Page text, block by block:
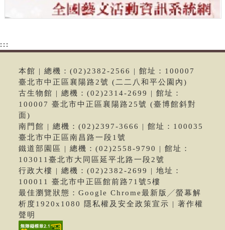
:::
本館 | 總機：(02)2382-2566 | 館址：100007
臺北市中正區襄陽路2號 (二二八和平公園內)
古生物館 | 總機：(02)2314-2699 | 館址：
100007 臺北市中正區襄陽路25號 (臺博館斜對
面)
南門館 | 總機：(02)2397-3666 | 館址：100035
臺北市中正區南昌路一段1號
鐵道部園區 | 總機：(02)2558-9790 | 館址：
103011臺北市大同區延平北路一段2號
行政大樓 | 總機：(02)2382-2699 | 地址：
100011 臺北市中正區館前路71號5樓
最佳瀏覽狀態：Google Chrome最新版╱螢幕解
析度1920x1080 隱私權及安全政策宣示 | 著作權
聲明